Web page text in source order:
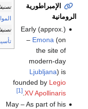
الإمبراطورية
الرومانية
Early (approx.)
– Emona (on
the site of
modern-day
Ljubljana) is
founded by Legio
XV Apollinaris
.
[1]
May – As part of his